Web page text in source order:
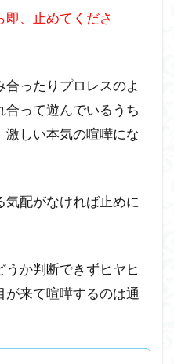
即、止めてくださ
ったりプロレスのよ
合って遊んでいるうち
激しい本気の喧嘩にな
配がなければ止めに
か判断できずヒヤヒ
来て喧嘩するのは通